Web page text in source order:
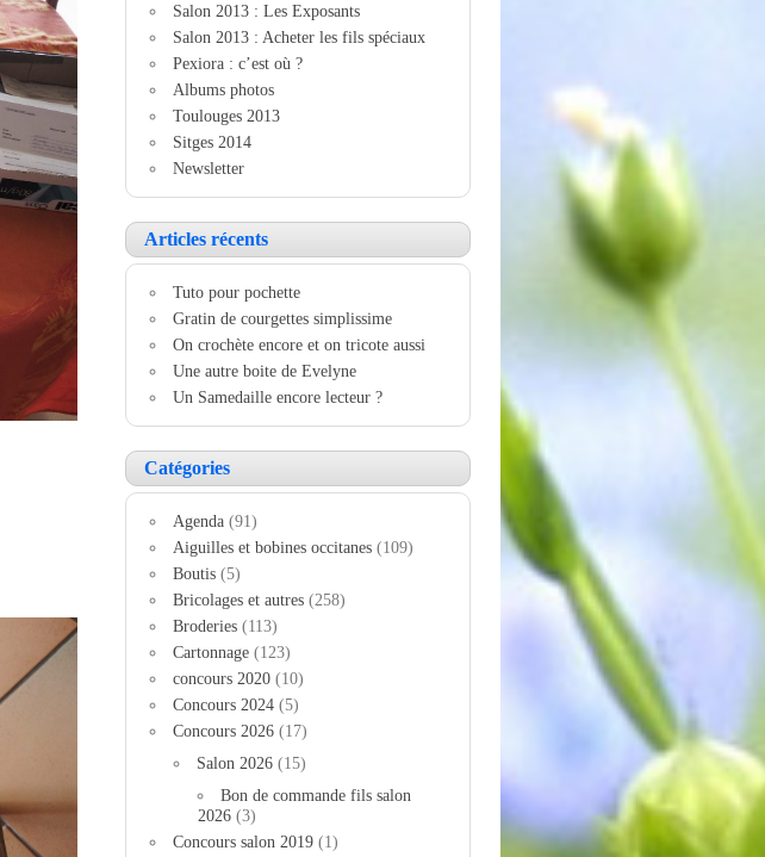
Salon 2013 : Les Exposants
Salon 2013 : Acheter les fils spéciaux
Pexiora : c’est où ?
Albums photos
Toulouges 2013
Sitges 2014
Newsletter
Articles récents
Tuto pour pochette
Gratin de courgettes simplissime
On crochète encore et on tricote aussi
Une autre boite de Evelyne
Un Samedaille encore lecteur ?
Catégories
Agenda (91)
Aiguilles et bobines occitanes (109)
Boutis (5)
Bricolages et autres (258)
Broderies (113)
Cartonnage (123)
concours 2020 (10)
Concours 2024 (5)
Concours 2026 (17)
Salon 2026 (15)
Bon de commande fils salon
2026 (3)
Concours salon 2019 (1)